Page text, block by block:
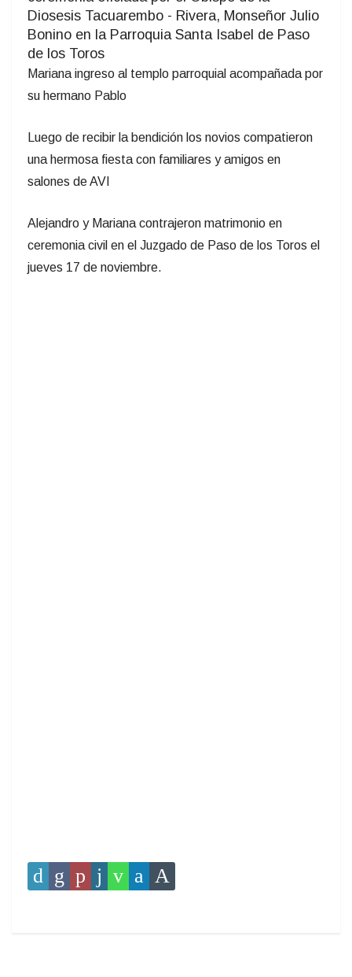
Diosesis Tacuarembo - Rivera, Monseñor Julio
Bonino en la Parroquia Santa Isabel de Paso
de los Toros
Mariana ingreso al templo parroquial acompañada por
su hermano Pablo
Luego de recibir la bendición los novios compatieron
una hermosa fiesta con familiares y amigos en
salones de AVI
Alejandro y Mariana contrajeron matrimonio en
ceremonia civil en el Juzgado de Paso de los Toros el
jueves 17 de noviembre.